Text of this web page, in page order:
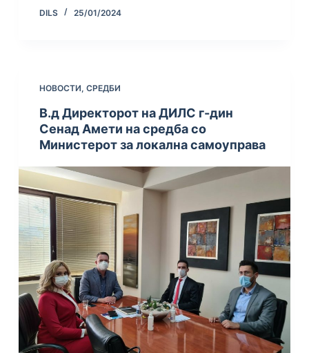
DILS 25/01/2024
НОВОСТИ, СРЕДБИ
В.д Директорот на ДИЛС г-дин
Сенад Амети на средба со
Министерот за локална самоуправа